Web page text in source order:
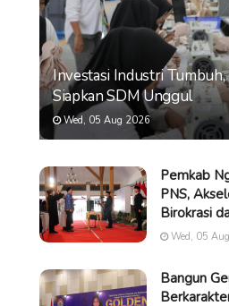
Investasi Industri
Siapkan SDM Unggul
Wed, 05 Aug 2026
Pemkab
PNS,
Birokrasi
Wed, 05
Bangun